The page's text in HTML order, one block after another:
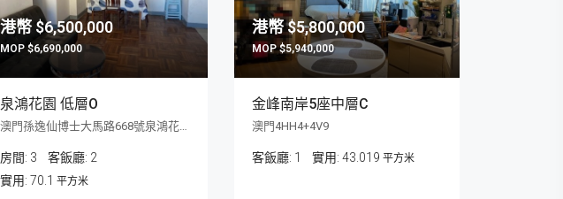
$6,500,000
$6,690,000
泉鴻花園 低層O
房間: 3 客飯廳: 2
70.1 平方米
$5,800,000
$5,940,000
金峰南岸5座中層C
澳門4HH4+4V9
客飯廳: 1 43.019 平方米